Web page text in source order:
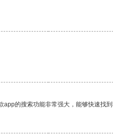
的搜索功能非常强大，能够快速找到